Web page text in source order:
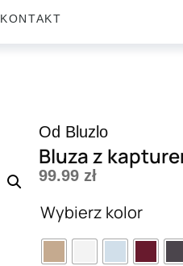
KONTAKT
Od Bluzlo
Bluza z
99.99 zł
Wybierz kolor